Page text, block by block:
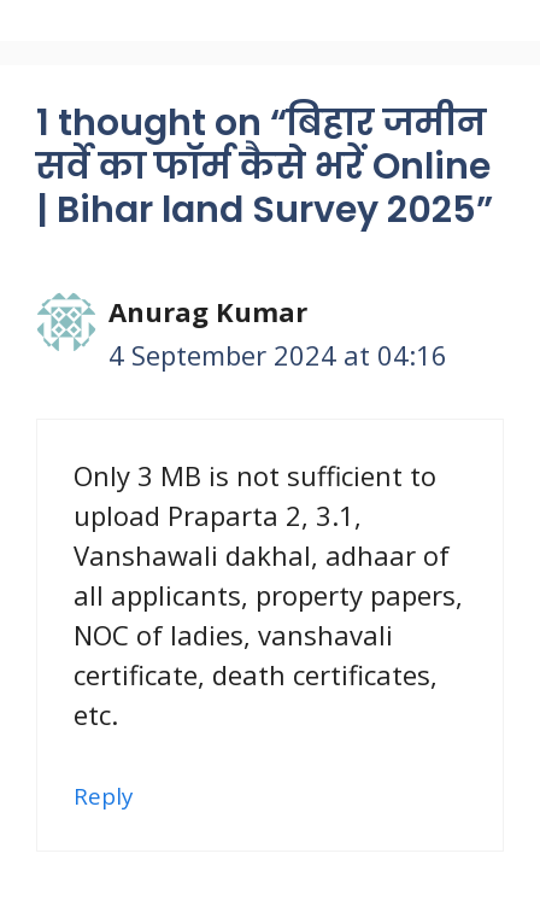
1 thought on “बिहार जमीन
सर्वे का फॉर्म कैसे भरें Online
| Bihar land Survey 2025”
Anurag Kumar
4 September 2024 at 04:16
Only 3 MB is not sufficient to
upload Praparta 2, 3.1,
Vanshawali dakhal, adhaar of
all applicants, property papers,
NOC of ladies, vanshavali
certificate, death certificates,
etc.
Reply